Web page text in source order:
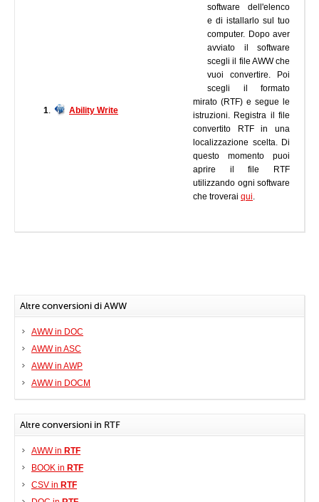
1 Ability Write
software dell'elenco
e di istallarlo sul tuo
computer. Dopo aver
avviato il software
scegli il file AWW che
vuoi convertire. Poi
scegli il formato
mirato (RTF) e segue le
istruzioni. Registra il file
convertito RTF in una
localizzazione scelta. Di
questo momento puoi
aprire il file RTF
utilizzando ogni software
che troverai qui.
Altre conversioni di AWW
AWW in DOC
AWW in ASC
AWW in AWP
AWW in DOCM
Altre conversioni in RTF
AWW in RTF
BOOK in RTF
CSV in RTF